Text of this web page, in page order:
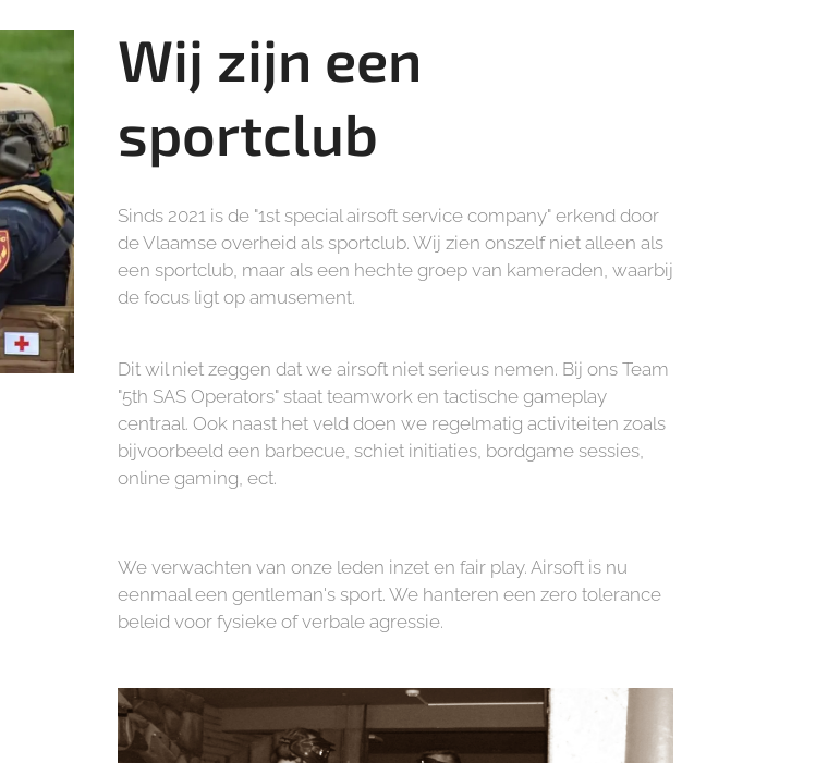
Wij zijn een
sportclub
Sinds 2021 is de "1st special airsoft service company" erkend door
de Vlaamse overheid als sportclub. Wij zien onszelf niet alleen als
een sportclub, maar als een hechte groep van kameraden, waarbij
de focus ligt op amusement.
Dit wil niet zeggen dat we airsoft niet serieus nemen. Bij ons Team
"5th SAS Operators" staat teamwork en tactische gameplay
centraal. Ook naast het veld doen we regelmatig activiteiten zoals
bijvoorbeeld een barbecue, schiet initiaties, bordgame sessies,
online gaming, ect.
We verwachten van onze leden inzet en fair play. Airsoft is nu
eenmaal een gentleman's sport. We hanteren een zero tolerance
beleid voor fysieke of verbale agressie.